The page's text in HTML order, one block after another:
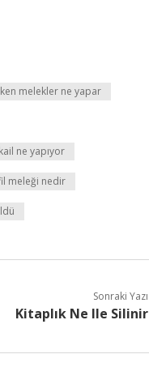
melekler ne yapar
ne yapıyor
meleği nedir
Sonraki Yazı
Kitaplık Ne Ile Silinir